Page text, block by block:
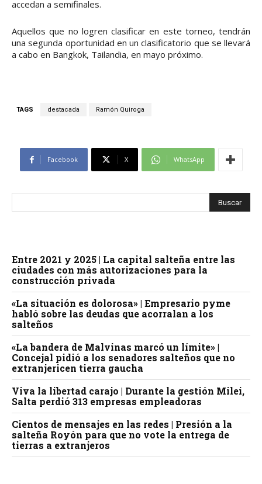
accedan a semifinales.
Aquellos que no logren clasificar en este torneo, tendrán
una segunda oportunidad en un clasificatorio que se llevará
a cabo en Bangkok, Tailandia, en mayo próximo.
TAGS destacada Ramón Quiroga
Facebook X WhatsApp
Entre 2021 y 2025 | La capital salteña entre las
ciudades con más autorizaciones para la
construcción privada
«La situación es dolorosa» | Empresario pyme
habló sobre las deudas que acorralan a los
salteños
«La bandera de Malvinas marcó un límite» |
Concejal pidió a los senadores salteños que no
extranjericen tierra gaucha
Viva la libertad carajo | Durante la gestión Milei,
Salta perdió 313 empresas empleadoras
Cientos de mensajes en las redes | Presión a la
salteña Royón para que no vote la entrega de
tierras a extranjeros